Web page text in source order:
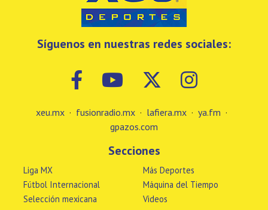
Síguenos en nuestras redes sociales:
xeu.mx · fusionradio.mx · lafiera.mx · ya.fm ·
gpazos.com
Secciones
Liga MX
Fútbol Internacional
Selección mexicana
Más Deportes
Máquina del Tiempo
Videos